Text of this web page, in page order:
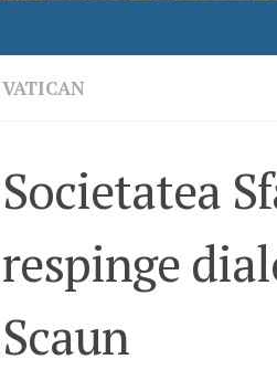
VATICAN
Societatea
respinge
Scaun